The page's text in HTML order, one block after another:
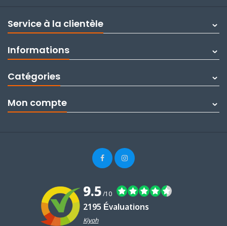
Service à la clientèle
Informations
Catégories
Mon compte
9.5/10
2195 Évaluations
Kiyoh